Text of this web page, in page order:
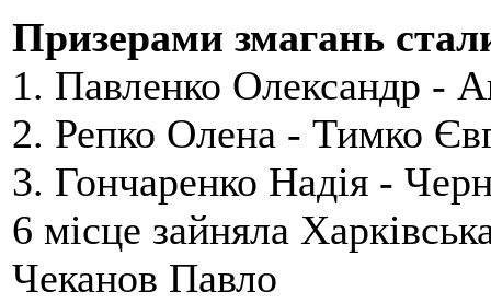
Призерами змагань
1. Павленко Олександр -
2. Репко Олена - Тимко
3. Гончаренко Надія -
6 місце зайняла
Чеканов Павло